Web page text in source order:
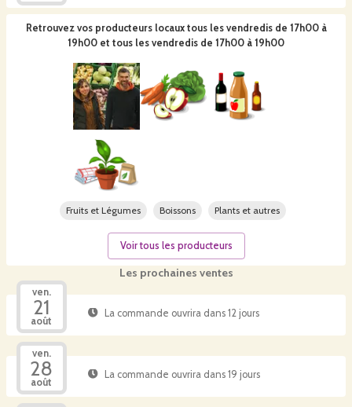
Les prochaines ventes
ven.
21
août
La commande ouvrira dans 12 jours
ven.
28
août
La commande ouvrira dans 19 jours
Retrouvez vos producteurs locaux tous les vendredis de 17h00 à
19h00 et tous les vendredis de 17h00 à 19h00
Fruits et Légumes Boissons Plants et autres
Voir tous les producteurs